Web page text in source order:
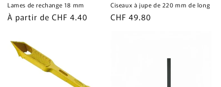
Lames de rechange 18 mm
Prix
À partir de CHF 4.40
Ciseaux à jupe de 220 mm de long
Prix
CHF 49.80